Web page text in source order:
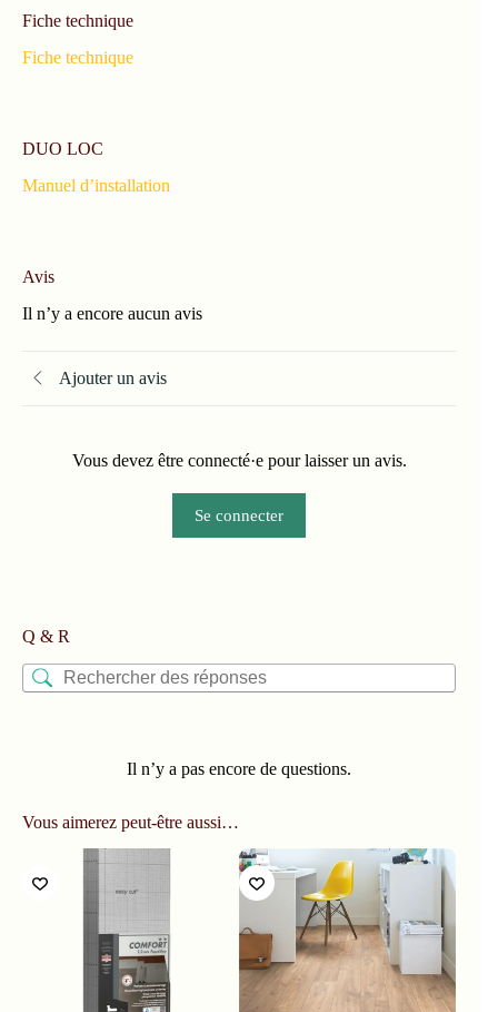
DUO LOC
Manuel d’installation
Avis
Il n’y a encore aucun avis
CONFORT 2,2 MM
AQUASTOP
CLASSIC Minuit chêne
naturel CLM 1487